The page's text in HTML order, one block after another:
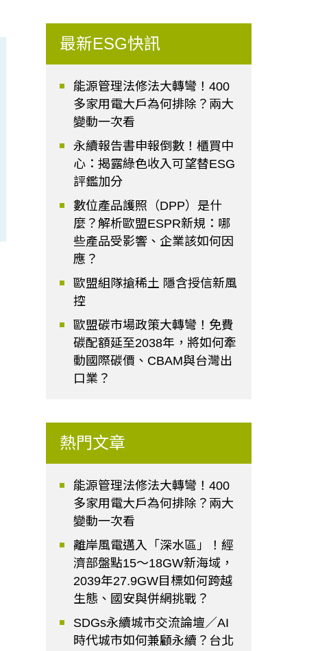
最新ESG快訊
能源管理法修法大轉彎！400
多家用電大戶為何排除？兩大
變動一次看
永續報告書申報倒數！櫃買中
心：揭露綠色收入可望替ESG
評鑑加分
數位產品護照（DPP）是什
麼？解析歐盟ESPR新規：哪
些產品受影響、企業該如何因
應？
歐盟組隊搶稀土 隱含授信新風
控
歐盟碳市場政策大轉彎！免費
碳配額延至2038年，將如何牽
動國際碳價、CBAM與台灣出
口業？
熱門文章
能源管理法修法大轉彎！400
多家用電大戶為何排除？兩大
變動一次看
離岸風電邁入「深水區」！經
濟部盤點15～18GW新海域，
2039年27.9GW目標如何跨越
生態、國安與併網挑戰？
SDGs永續城市交流論壇／AI
時代城市如何兼顧永續？台北